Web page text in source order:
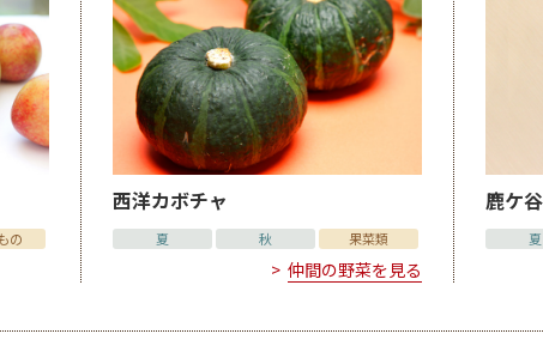
の
西洋カボチャ
夏 秋 果菜類
仲間の野菜を見る
鹿ケ
夏